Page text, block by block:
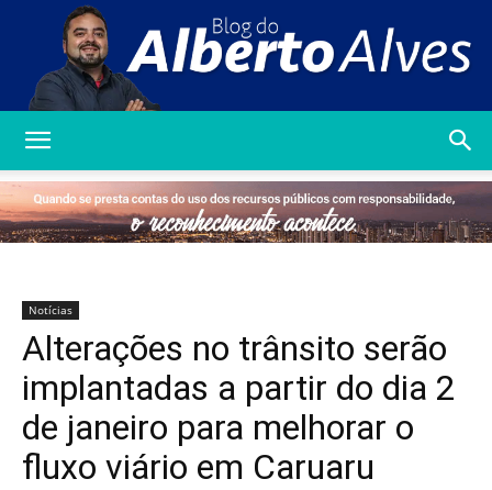
Alberto
Alves
Notícias
Alterações no trânsito serão
implantadas a partir do dia 2
de janeiro para melhorar o
fluxo viário em Caruaru